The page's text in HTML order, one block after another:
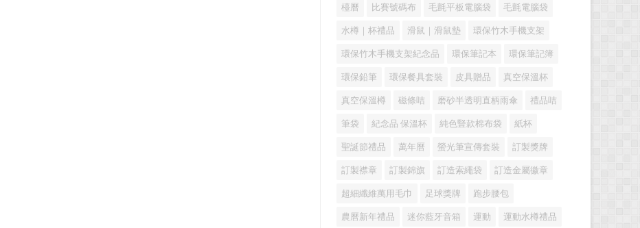
檯曆 比賽號碼布 毛氈平板電腦袋 毛氈電腦袋
水樽｜杯禮品 滑鼠｜滑鼠墊 環保竹木手機支架
環保竹木手機支架紀念品 環保筆記本 環保筆記簿
環保鉛筆 環保餐具套裝 皮具贈品 真空保溫杯
真空保溫樽 磁條咭 磨砂半透明直柄雨傘 禮品咭
筆袋 紀念品 保溫杯 純色豎款棉布袋 紙杯
聖誕節禮品 萬年曆 螢光筆宣傳套裝 訂製獎牌
訂製襟章 訂製錦旗 訂造索繩袋 訂造金屬徽章
超細纖維萬用毛巾 足球獎牌 跑步腰包
農曆新年禮品 迷你藍牙音箱 運動 運動水樽禮品